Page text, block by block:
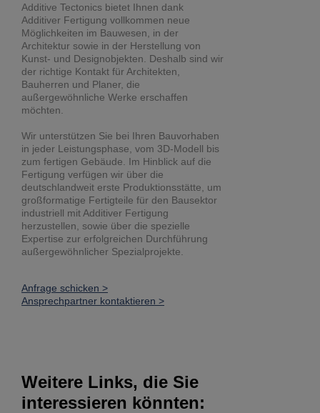
Additive Tectonics bietet Ihnen dank
Additiver Fertigung vollkommen neue
Möglichkeiten im Bauwesen, in der
Architektur sowie in der Herstellung von
Kunst- und Designobjekten. Deshalb sind wir
der richtige Kontakt für Architekten,
Bauherren und Planer, die
außergewöhnliche Werke erschaffen
möchten.
Wir unterstützen Sie bei Ihren Bauvorhaben
in jeder Leistungsphase, vom 3D-Modell bis
zum fertigen Gebäude. Im Hinblick auf die
Fertigung verfügen wir über die
deutschlandweit erste Produktionsstätte, um
großformatige Fertigteile für den Bausektor
industriell mit Additiver Fertigung
herzustellen, sowie über die spezielle
Expertise zur erfolgreichen Durchführung
außergewöhnlicher Spezialprojekte.
Anfrage schicken >
Ansprechpartner kontaktieren >
Weitere Links, die Sie
interessieren könnten: